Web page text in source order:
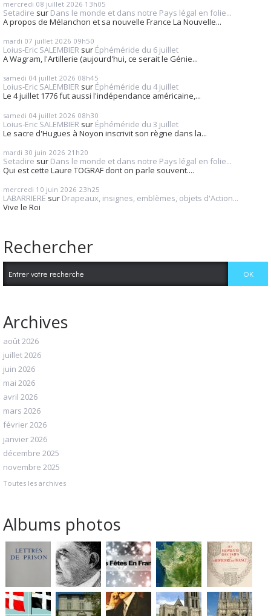
mercredi 08 juillet 2026 13h05
Setadire sur Dans le monde et dans notre Pays légal en folie...
A propos de Mélanchon et sa nouvelle France La Nouvelle...
mardi 07 juillet 2026 09h50
Loius-Eric SALEMBIER sur Éphéméride du 6 juillet
A Wagram, l'Artillerie (aujourd'hui, ce serait le Génie...
samedi 04 juillet 2026 08h45
Loius-Eric SALEMBIER sur Éphéméride du 4 juillet
Le 4 juillet 1776 fut aussi l'indépendance américaine,...
samedi 04 juillet 2026 08h30
Loius-Eric SALEMBIER sur Éphéméride du 3 juillet
Le sacre d'Hugues à Noyon inscrivit son règne dans la...
mardi 30 juin 2026 21h20
Setadire sur Dans le monde et dans notre Pays légal en folie...
Qui est cette Laure TOGRAF dont on parle souvent....
mercredi 10 juin 2026 23h25
LABARRIERE sur Drapeaux, insignes, emblèmes, objets d'Action...
Vive le Roi
Rechercher
Archives
août 2026
juillet 2026
juin 2026
mai 2026
avril 2026
mars 2026
février 2026
janvier 2026
décembre 2025
novembre 2025
Toutes les archives
Albums photos